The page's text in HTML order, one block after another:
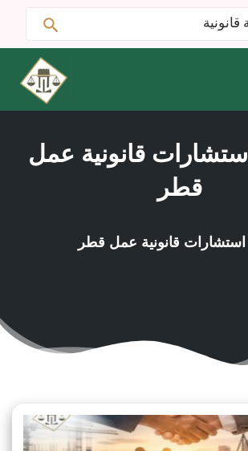
استشارات قانونية عمل
قطر
استشارات قانونية عمل قطر